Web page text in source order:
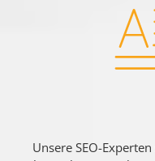
Unsere SEO-